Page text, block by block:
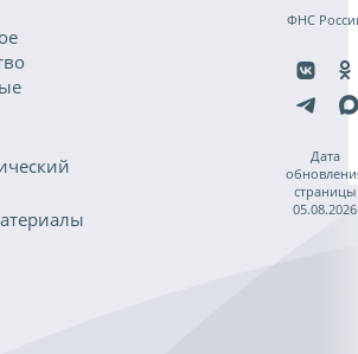
ФНС
Дата
страницы
05.08.2026